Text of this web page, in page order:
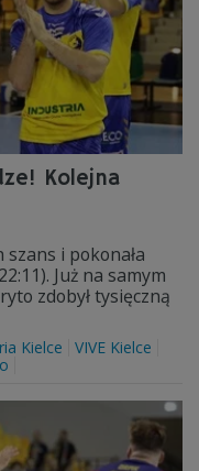
Kolejna
i pokonała
Już na samym
zdobył tysięczną
Kielce
VIVE Kielce